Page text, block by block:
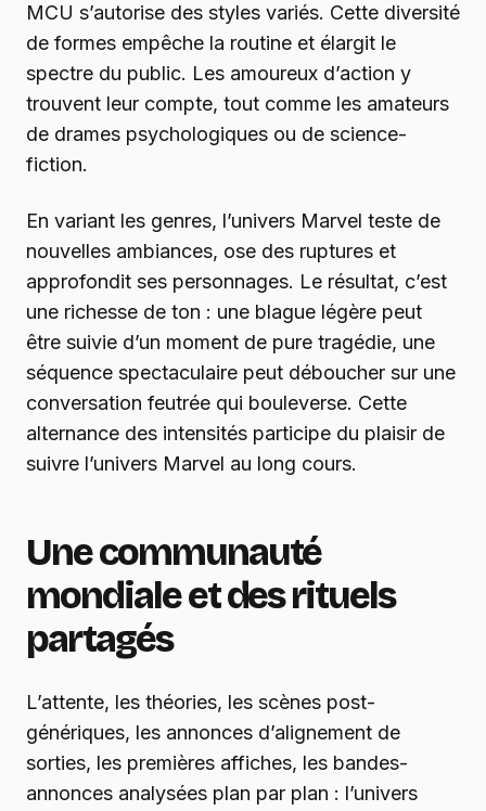
MCU s’autorise des styles variés. Cette diversité
de formes empêche la routine et élargit le
spectre du public. Les amoureux d’action y
trouvent leur compte, tout comme les amateurs
de drames psychologiques ou de science-
fiction.
En variant les genres, l’univers Marvel teste de
nouvelles ambiances, ose des ruptures et
approfondit ses personnages. Le résultat, c’est
une richesse de ton : une blague légère peut
être suivie d’un moment de pure tragédie, une
séquence spectaculaire peut déboucher sur une
conversation feutrée qui bouleverse. Cette
alternance des intensités participe du plaisir de
suivre l’univers Marvel au long cours.
Une communauté
mondiale et des rituels
partagés
L’attente, les théories, les scènes post-
génériques, les annonces d’alignement de
sorties, les premières affiches, les bandes-
annonces analysées plan par plan : l’univers